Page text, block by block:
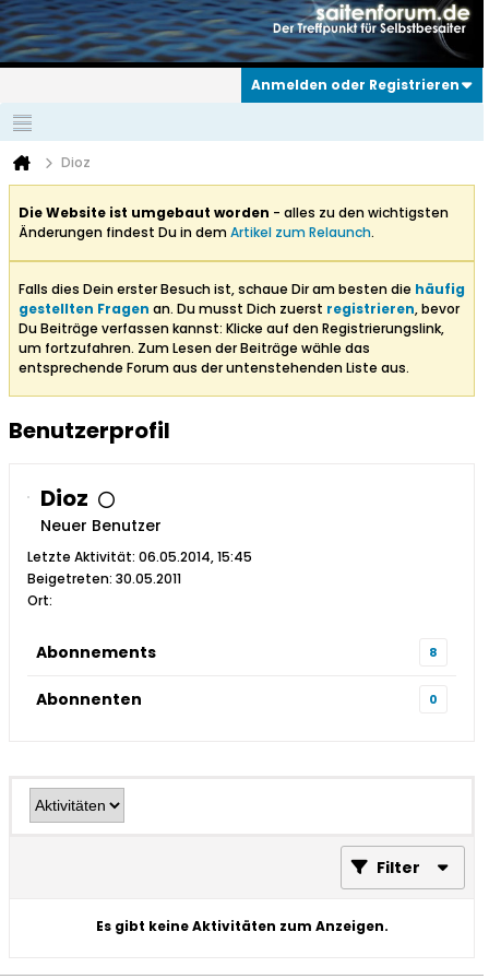
Anmelden oder Registrieren
Dioz
Die Website ist umgebaut worden - alles zu den wichtigsten
Änderungen findest Du in demArtikel zum Relaunch.
Falls dies Dein erster Besuch ist, schaue Dir am besten die häufig
gestellten Fragen an. Du musst Dich zuerst registrieren, bevor
Du Beiträge verfassen kannst: Klicke auf den Registrierungslink,
um fortzufahren. Zum Lesen der Beiträge wähle das
entsprechende Forum aus der untenstehenden Liste aus.
Benutzerprofil
Dioz
Neuer Benutzer
Letzte Aktivität: 06.05.2014, 15:45
Beigetreten: 30.05.2011
Ort:
Abonnements 8
Abonnenten 0
Filter
Es gibt keine Aktivitäten zum Anzeigen.